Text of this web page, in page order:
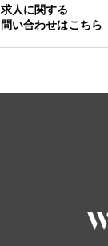
求人に関する
問い合わせはこちら